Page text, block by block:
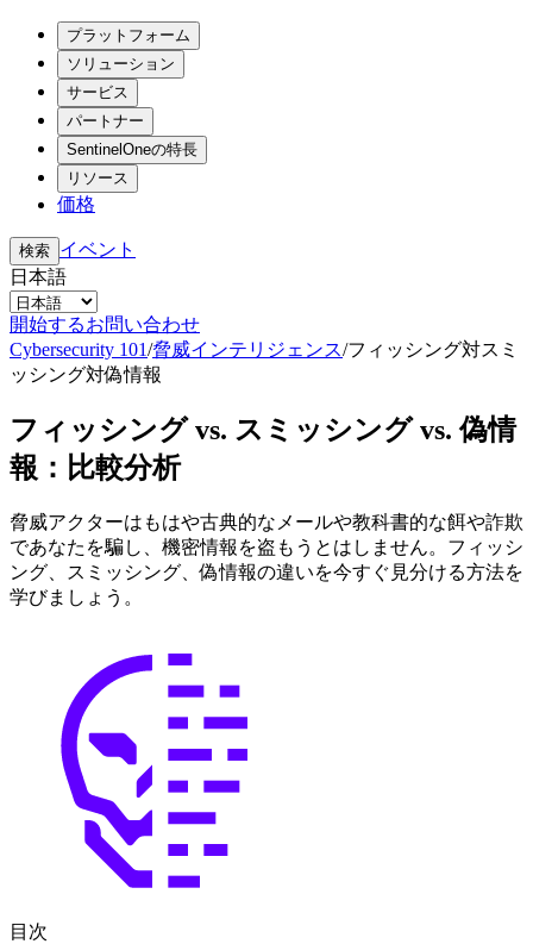
プラットフォーム
ソリューション
サービス
パートナー
SentinelOneの特長
リソース
価格
検索 イベント
日本語
開始するお問い合わせ
Cybersecurity 101/脅威インテリジェンス/フィッシング対スミ
ッシング対偽情報
フィッシング vs. スミッシング vs. 偽情
報：比較分析
脅威アクターはもはや古典的なメールや教科書的な餌や詐欺
であなたを騙し、機密情報を盗もうとはしません。フィッシ
ング、スミッシング、偽情報の違いを今すぐ見分ける方法を
学びましょう。
目次